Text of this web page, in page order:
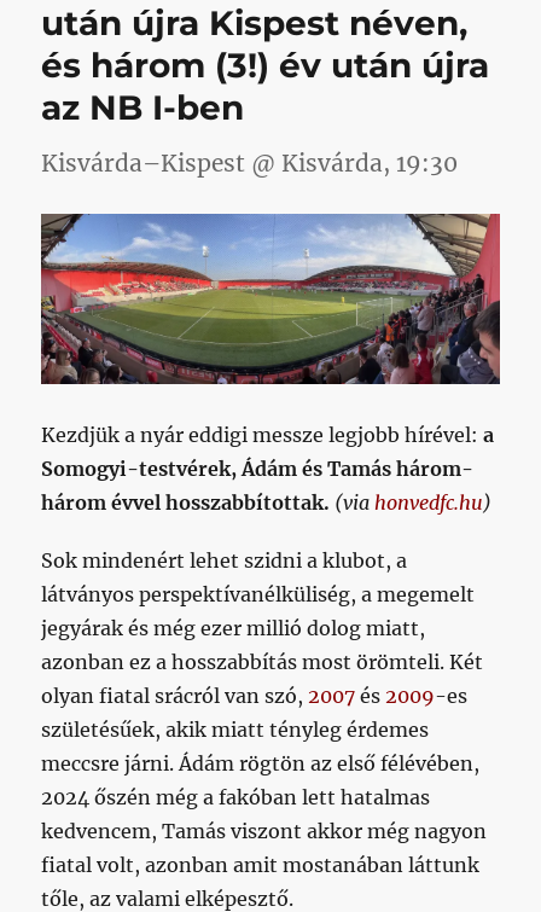
csapatkapitány,
dallam
című
bejegyzéshez
után újra Kispest néven,
és három (3!) év után újra
az NB I-ben
Kisvárda–Kispest @ Kisvárda, 19:30
Kezdjük a nyár eddigi messze legjobb hírével:a
Somogyi-testvérek, Ádám és Tamás három-
három évvel hosszabbítottak. (via honvedfc.hu)
Sok mindenért lehet szidni a klubot, a
látványos perspektívanélküliség, a megemelt
jegyárak és még ezer millió dolog miatt,
azonban ez a hosszabbítás most örömteli. Két
olyan fiatal srácról van szó, 2007 és 2009-es
születésűek, akik miatt tényleg érdemes
meccsre járni. Ádám rögtön az első félévében,
2024 őszén még a fakóban lett hatalmas
kedvencem, Tamás viszont akkor még nagyon
fiatal volt, azonban amit mostanában láttunk
tőle, az valami elképesztő.